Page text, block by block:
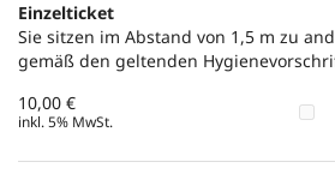
Einzelticket
Sie sitzen im Abstand von 1,5 m zu
gemäß den geltenden
10,00 €
inkl. 5% MwSt.